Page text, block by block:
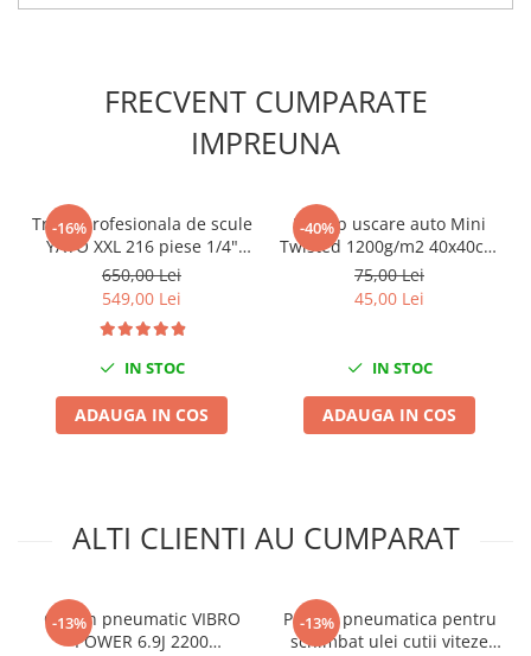
Land Rover
Peugeot
Renault
Universale
Scule Pneumatice
Alte scule pneumatice
Chei cu clichet
FRECVENT CUMPARATE
IMPREUNA
-16%
Trusa profesionala de scule
YATO XXL 216 piese 1/4"
3/8" 1/2"
650,00 Lei
549,00 Lei
IN STOC
ADAUGA IN COS
-40%
Prosop uscare auto Mini
Twisted 1200g/m2 40x40cm
King Dryer
75,00 Lei
45,00 Lei
IN STOC
ADAUGA IN COS
ALTI CLIENTI AU CUMPARAT
-13%
Ciocan pneumatic VIBRO
POWER 6.9J 2200
-13%
Pompa pneumatica pentru
schimbat ulei cutii viteze